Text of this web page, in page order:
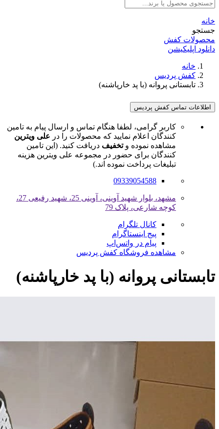
خانه
جستجو
محصولات کفش
دانلود اپلیکیشن
خانه
کفش پردیس
تابستانی پروانه (با پد خارپاشنه)
اطلاعات تماس کفش پردیس
کاربر گرامی، لطفا هنگام تماس و ارسال پیام به تامین
کنندگان اعلام نمایید که محصولات را در علی ویترین
مشاهده نموده وتخفیف دریافت کنید. (این تامین
کنندگان برای حضور در مجموعه علی ویترین هزینه
تبلیغات پرداخت نموده اند.)
09339054588
مشهد، بلوار شهید آوینی، آوینی 25، شهید رفیعی 27،
کوچه شارعی، پلاک 79
کانال تلگرام
پیج اینستاگرام
پیام در واتس‌اپ
مشاهده فروشگاه کفش پردیس
تابستانی پروانه (با پد خارپاشنه)